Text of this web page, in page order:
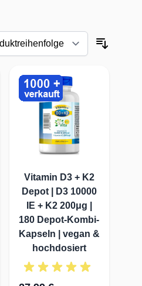
Vitamin D3 + K2
Depot | D3 10000
IE + K2 200μg |
180 Depot-Kombi-
Kapseln | vegan &
hochdosiert